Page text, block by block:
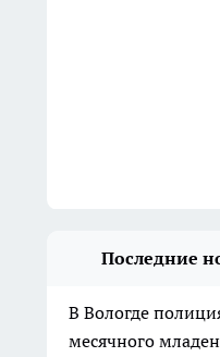
Последние
В Вологде
месячного